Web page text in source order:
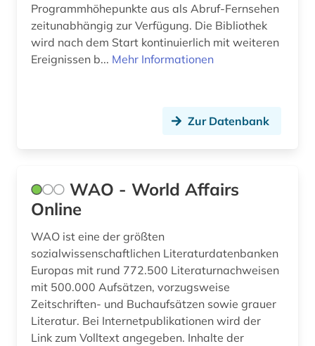
sozialismus (1)
sozialwissenschaften (8)
sprache (2)
staat (5)
staatsduma (5)
staatsrecht (2)
stadtforschung (1)
stadtplanung (1)
Programmhöhepunkte aus als Abruf-Fernsehen
zeitunabhängig zur Verfügung. Die Bibliothek
wird nach dem Start kontinuierlich mit weiteren
Ereignissen b... Mehr Informationen
Zur Datenbank
WAO - World Affairs
Online
WAO ist eine der größten
sozialwissenschaftlichen Literaturdatenbanken
Europas mit rund 772.500 Literaturnachweisen
mit 500.000 Aufsätzen, vorzugsweise
Zeitschriften- und Buchaufsätzen sowie grauer
Literatur. Bei Internetpublikationen wird der
Link zum Volltext angegeben. Inhalte der